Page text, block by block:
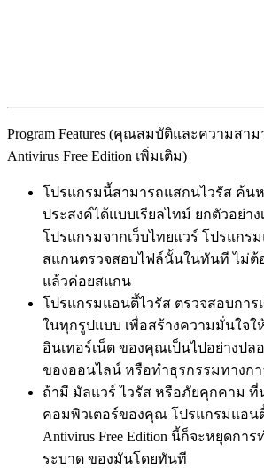
Program Features (คุณสมบัติและความสาม
Antivirus Free Edition เพิ่มเติม)
โปรแกรมนี้สามารถแสกนไวรัส ค้น
ประสงค์ได้แบบเรียลไทม์ ยกตัวอย่า
โปรแกรมจากเว็บไทยแวร์ โปรแกร
สแกนตรวจสอบไฟล์นั้นในทันที ไม่ต้
แล้วค่อยสแกน
โปรแกรมแอนตี้ไวรัส ตรวจสอบการ
ในทุกรูปแบบ เพื่อสร้างความมั่นใจใ
อินเทอร์เน็ต ของคุณเป็นไปอย่างปล
ของออนไลน์ หรือทำธุรกรรมทางกา
ถ้ามี มัลแวร์ ไวรัส หรือภัยคุกคาม ที่
คอมพิวเตอร์ของคุณ โปรแกรมแอนตี้
Antivirus Free Edition นี้ก็จะหยุดกา
ระบาด ของมันโดยทันที